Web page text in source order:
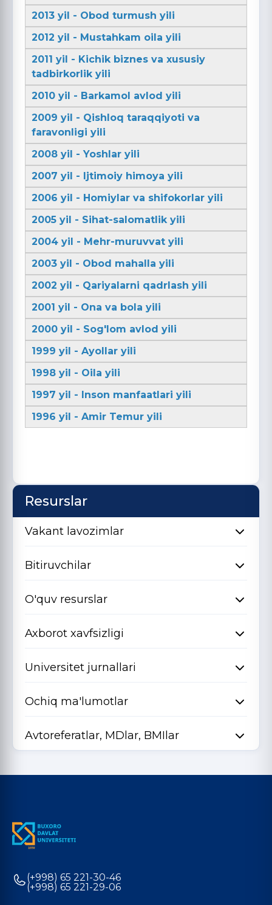
2013 yil - Obod turmush yili
2012 yil - Mustahkam oila yili
2011 yil - Kichik biznes va xususiy
tadbirkorlik yili
2010 yil - Barkamol avlod yili
2009 yil - Qishloq taraqqiyoti va
faravonligi yili
2008 yil - Yoshlar yili
2007 yil - Ijtimoiy himoya yili
2006 yil - Homiylar va shifokorlar yili
2005 yil - Sihat-salomatlik yili
2004 yil - Mehr-muruvvat yili
2003 yil - Obod mahalla yili
2002 yil - Qariyalarni qadrlash yili
2001 yil - Ona va bola yili
2000 yil - Sog'lom avlod yili
1999 yil - Ayollar yili
1998 yil - Oila yili
1997 yil - Inson manfaatlari yili
1996 yil - Amir Temur yili
Resurslar
Vakant lavozimlar
Bitiruvchilar
O'quv resurslar
Axborot xavfsizligi
Universitet jurnallari
Ochiq ma'lumotlar
Avtoreferatlar, MDlar, BMIlar
(+998) 65 221-30-46
(+998) 65 221-29-06